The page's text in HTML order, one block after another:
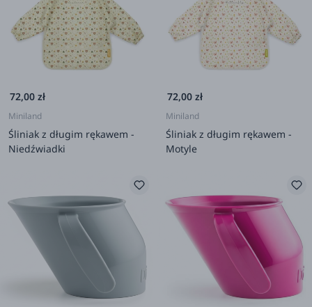
72,00 zł
Miniland
Śliniak z długim rękawem -
Niedźwiadki
72,00 zł
Miniland
Śliniak z długim rękawem -
Motyle